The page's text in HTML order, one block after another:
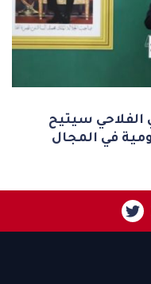
سيتيح
في المجال